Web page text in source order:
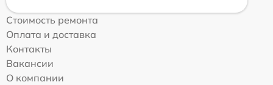
Стоимость ремонта
Оплата и доставка
Контакты
Вакансии
О компании